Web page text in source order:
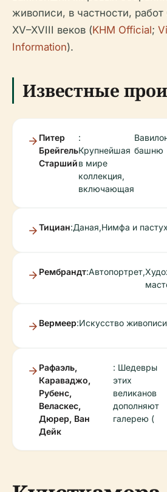
живописи, в частности,
XV–XVIII веков (KHM Official;
Information).
Известные
Питер
Брейгель
Старший
:
Крупнейшая
в мире
коллекция,
включающая
башню
Тициан:Даная,Нимфа и пастух
Рембрандт:Автопортрет,
Вермеер:Искусство живописи
Рафаэль,
Караваджо,
Рубенс,
Веласкес,
Дюрер, Ван
Дейк
: Шедевры
этих
великанов
дополняют
галерею (